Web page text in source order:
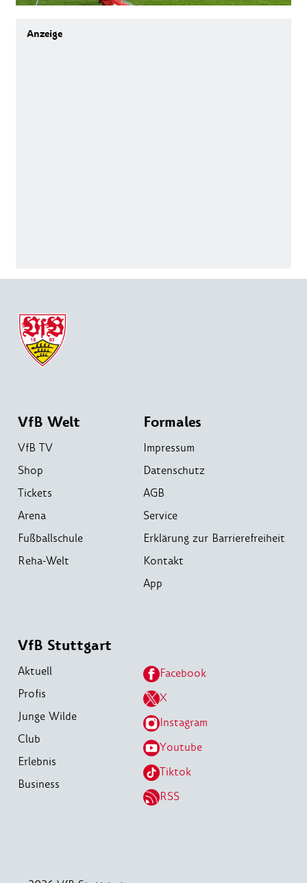
VfB Welt
VfB TV
Shop
Tickets
Arena
Fußballschule
Reha-Welt
Formales
Impressum
Datenschutz
AGB
Service
Erklärung zur Barrierefreiheit
Kontakt
App
VfB Stuttgart
Aktuell
Profis
Junge Wilde
Club
Erlebnis
Business
Facebook
X
Instagram
Youtube
Tiktok
RSS